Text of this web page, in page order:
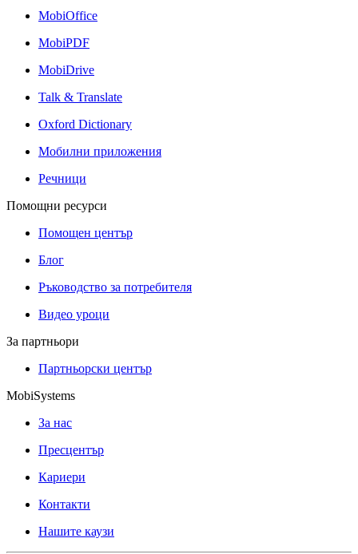
MobiOffice
MobiPDF
MobiDrive
Talk & Translate
Oxford Dictionary
Мобилни приложения
Речници
Помощни ресурси
Помощен център
Блог
Ръководство за потребителя
Видео уроци
За партньори
Партньорски център
MobiSystems
За нас
Пресцентър
Кариери
Контакти
Нашите каузи